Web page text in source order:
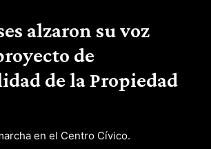
alzaron su voz
de
de la Propiedad
en el Centro Cívico.